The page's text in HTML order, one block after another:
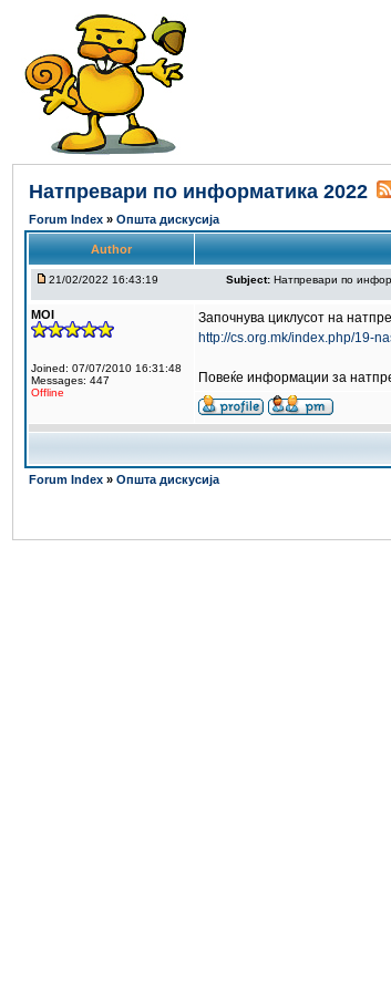
Натпревари по информатика 2022
Forum Index » Општа дискусија
Author
21/02/2022 16:43:19 Subject: Натпревари по
MOI
Joined: 07/07/2010 16:31:48
Messages: 447
Offline
Започнува циклусот на
http://cs.org.mk/index.php/19-
Повеќе информации за
Forum Index » Општа дискусија